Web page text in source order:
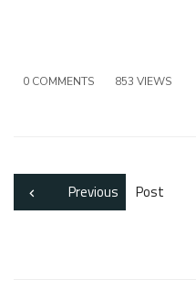
0 COMMENTS 853 VIEWS
Previous
Post